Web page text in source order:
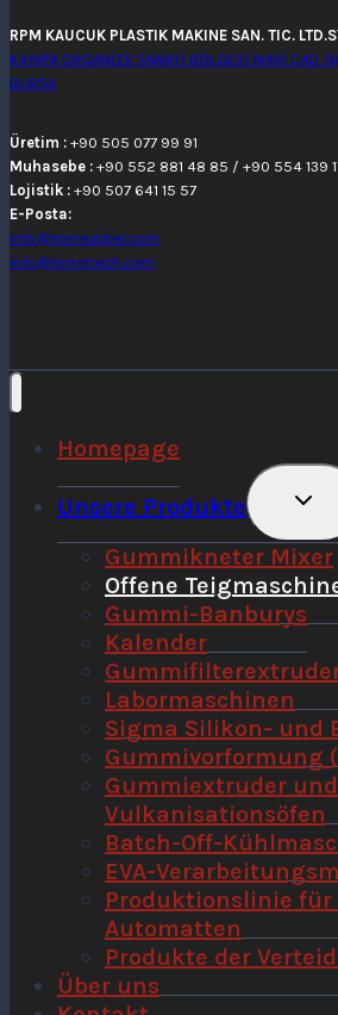
RPM KAUCUK PLASTIK MAKINE SAN. TIC.
KAYAPA ORGANİZE SANAYİ BÖLGESİ MAVİ CAD.
BURSA
Üretim : +90 505 077 99 91
Muhasebe : +90 552 881 48 85 / +90 554 139
Lojistik : +90 507 641 15 57
E-Posta:
info@rpmrubber.com
info@rpmmach.com
Homepage
Unsere Produkte
Gummikneter Mixer
Offene
Gummi-Banburys
Kalender
Labormaschinen
Sigma Silikon- und
Gummivorformung
Gummiextruder und
Vulkanisationsöfen
Batch-Off-
EVA-
Produktionslinie für
Automatten
Produkte der
Über uns